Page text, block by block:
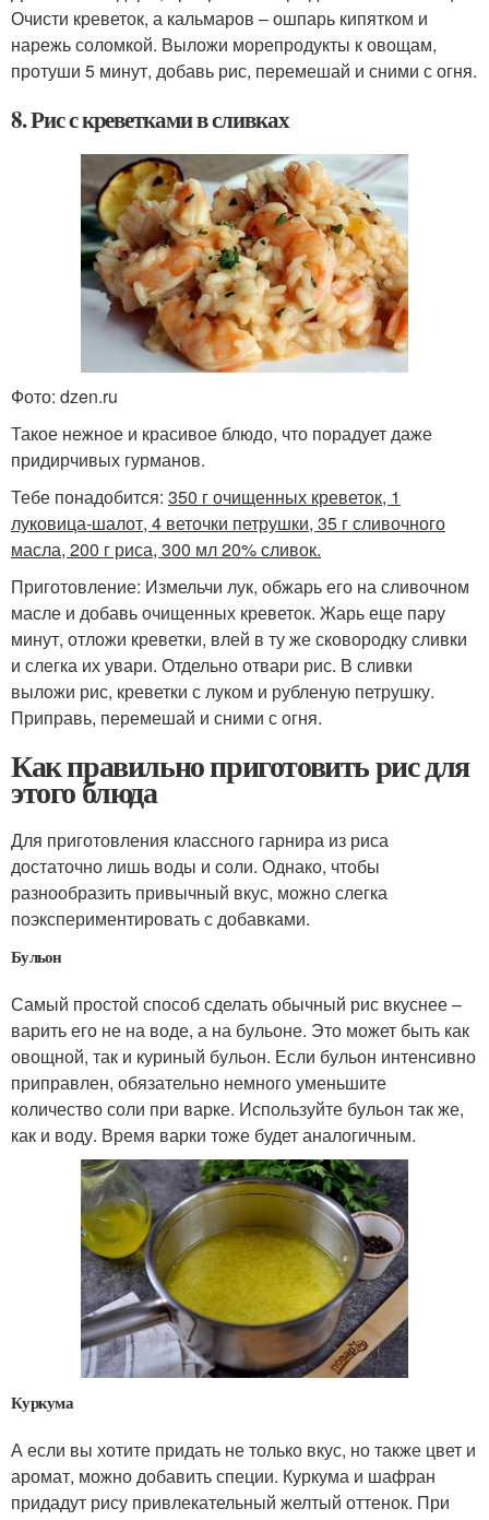
Очисти креветок, а кальмаров – ошпарь кипятком и
нарежь соломкой. Выложи морепродукты к овощам,
протуши 5 минут, добавь рис, перемешай и сними с огня.
8. Рис с креветками в сливках
Фото: dzen.ru
Такое нежное и красивое блюдо, что порадует даже
придирчивых гурманов.
Тебе понадобится: 350 г очищенных креветок, 1
луковица-шалот, 4 веточки петрушки, 35 г сливочного
масла, 200 г риса, 300 мл 20% сливок.
Приготовление: Измельчи лук, обжарь его на сливочном
масле и добавь очищенных креветок. Жарь еще пару
минут, отложи креветки, влей в ту же сковородку сливки
и слегка их увари. Отдельно отвари рис. В сливки
выложи рис, креветки с луком и рубленую петрушку.
Приправь, перемешай и сними с огня.
Как правильно приготовить рис для
этого блюда
Для приготовления классного гарнира из риса
достаточно лишь воды и соли. Однако, чтобы
разнообразить привычный вкус, можно слегка
поэкспериментировать с добавками.
Бульон
Самый простой способ сделать обычный рис вкуснее –
варить его не на воде, а на бульоне. Это может быть как
овощной, так и куриный бульон. Если бульон интенсивно
приправлен, обязательно немного уменьшите
количество соли при варке. Используйте бульон так же,
как и воду. Время варки тоже будет аналогичным.
Куркума
А если вы хотите придать не только вкус, но также цвет и
аромат, можно добавить специи. Куркума и шафран
придадут рису привлекательный желтый оттенок. При